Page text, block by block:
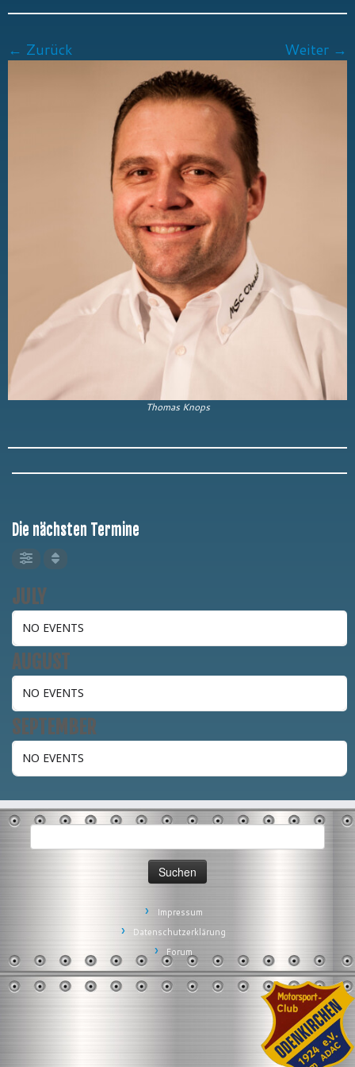
← Zurück Weiter →
Thomas Knops
Die nächsten Termine
JULY
NO EVENTS
AUGUST
NO EVENTS
SEPTEMBER
NO EVENTS
Suchen
Impressum
Datenschutzerklärung
Forum